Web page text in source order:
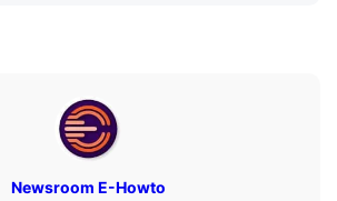
Newsroom E-Howto